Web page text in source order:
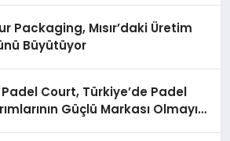
Packaging, Mısır’daki Üretim
Büyütüyor
Padel Court, Türkiye’de Padel
Güçlü Markası Olmayı